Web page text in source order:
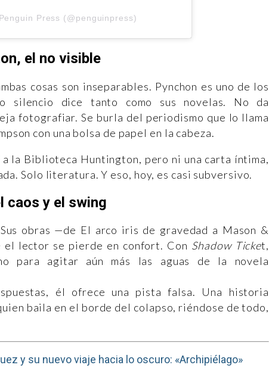
Press (@penguinpress)
el no visible
cosas son inseparables. Pynchon es uno de los
silencio dice tanto como sus novelas. No da
fotografiar. Se burla del periodismo que lo llama
con una bolsa de papel en la cabeza.
la Biblioteca Huntington, pero ni una carta íntima,
Solo literatura. Y eso, hoy, es casi subversivo.
caos y el swing
obras —de El arco iris de gravedad a Mason &
el lector se pierde en confort. Con Shadow Ticket,
para agitar aún más las aguas de la novela
él ofrece una pista falsa. Una historia
baila en el borde del colapso, riéndose de todo,
y su nuevo viaje hacia lo oscuro: «Archipiélago»